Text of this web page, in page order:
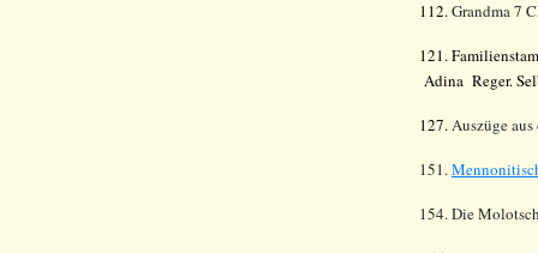
112.Grandma 7
121.
Adina Reger.
127.Auszüge
151.
154. Die